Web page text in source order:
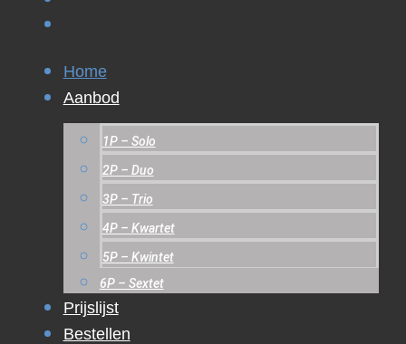
Home
Aanbod
1P – Solo
2P – Duo
3P – Trio
4P – Kwartet
5P – Kwintet
6P – Sextet
Prijslijst
Bestellen